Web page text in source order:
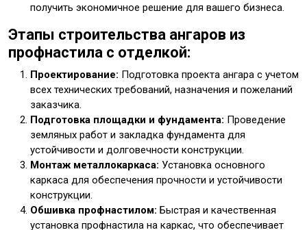
получить экономичное решение для вашего бизнеса.
Этапы строительства ангаров из
профнастила с отделкой:
Проектирование: Подготовка проекта ангара с учетом
всех технических требований, назначения и пожеланий
заказчика.
Подготовка площадки и фундамента: Проведение
земляных работ и закладка фундамента для
устойчивости и долговечности конструкции.
Монтаж металлокаркаса: Установка основного
каркаса для обеспечения прочности и устойчивости
конструкции.
Обшивка профнастилом: Быстрая и качественная
установка профнастила на каркас, что обеспечивает